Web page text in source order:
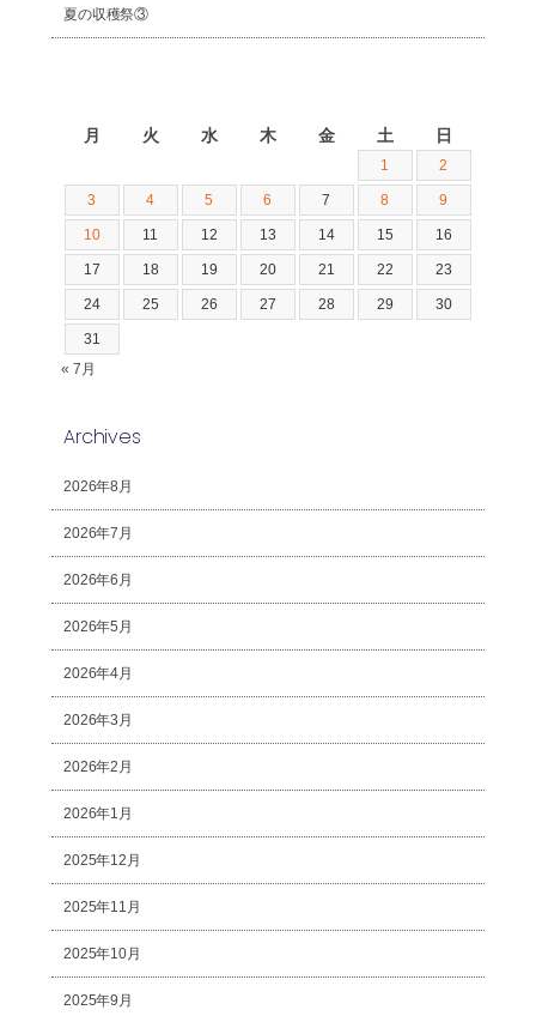
夏の収穫祭③
月 火 水 木 金 土 日
1 2
3 4 5 6 7 8 9
10 11 12 13 14 15 16
17 18 19 20 21 22 23
24 25 26 27 28 29 30
31
« 7月
Archives
2026年8月
2026年7月
2026年6月
2026年5月
2026年4月
2026年3月
2026年2月
2026年1月
2025年12月
2025年11月
2025年10月
2025年9月